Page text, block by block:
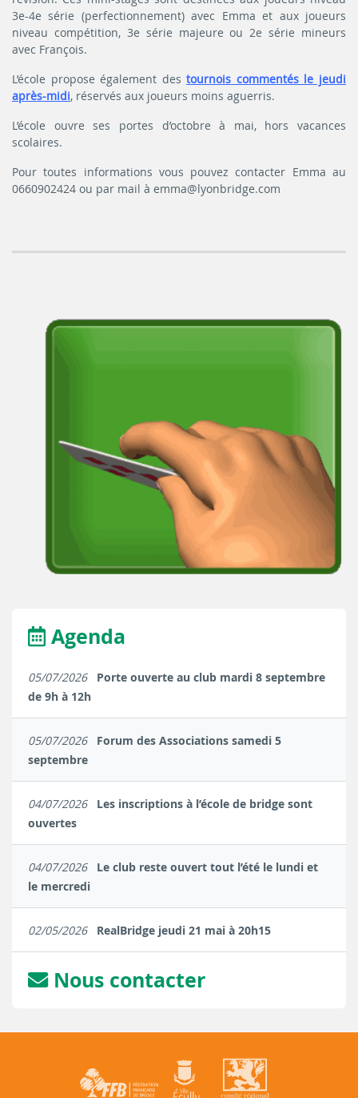
3e-4e série (perfectionnement) avec Emma et aux joueurs
niveau compétition, 3e série majeure ou 2e série mineurs
avec François.
L’école propose également destournois commentés le jeudi
après-midi, réservés aux joueurs moins aguerris.
L’école ouvre ses portes d’octobre à mai, hors vacances
scolaires.
Pour toutes informations vous pouvez contacter Emma au
0660902424 ou par mail à emma@lyonbridge.com
Agenda
05/07/2026
Porte ouverte au club mardi 8 septembre
de 9h à 12h
05/07/2026
Forum des Associations samedi 5
septembre
04/07/2026
Les inscriptions à l’école de bridge sont
ouvertes
04/07/2026
Le club reste ouvert tout l’été le lundi et
le mercredi
02/05/2026 RealBridge jeudi 21 mai à 20h15
Nous contacter